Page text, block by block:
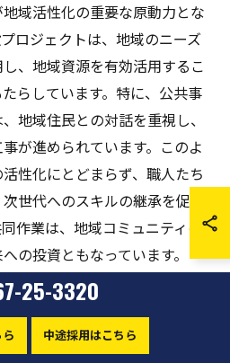
域活性化の重要な原動力とな
ロジェクトは、地域のニーズ
、地域資源を有効活用するこ
らしています。特に、公共事
地域住民との対話を重視し、
が進められています。このよ
性化にとどまらず、職人たち
世代へのスキルの継承を促進
作業は、地域コミュニティの
の投資ともなっています。
のビジョン
職人たちは、地域の未来を見
25-3320
中途採用はこちら